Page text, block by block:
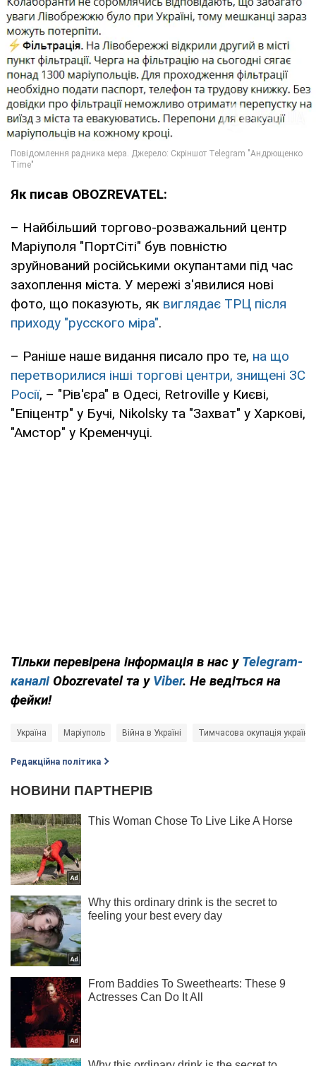
Як писав OBOZREVATEL:
– Найбільший торгово-розважальний центр
Маріуполя "ПортСіті" був повністю
зруйнований російськими окупантами під час
захоплення міста. У мережі з'явилися нові
фото, що показують, як виглядає ТРЦ після
приходу "русского міра".
– Раніше наше видання писало про те, на що
перетворилися інші торгові центри, знищені ЗС
Росії, – "Рів'єра" в Одесі, Retroville у Києві,
"Епіцентр" у Бучі, Nikolsky та "Захват" у Харкові,
"Амстор" у Кременчуці.
Тільки перевірена інформація в нас у Telegram-
каналі Obozrevatel та у Viber. Не ведіться на
фейки!
Україна Маріуполь Війна в Україні Тимчасова окупація
Редакційна політика